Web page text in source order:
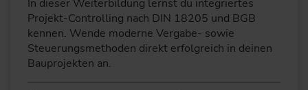
In dieser Weiterbildung lernst du integriertes
Projekt-Controlling nach DIN 18205 und BGB
kennen. Wende moderne Vergabe- sowie
Steuerungsmethoden direkt erfolgreich in deinen
Bauprojekten an.